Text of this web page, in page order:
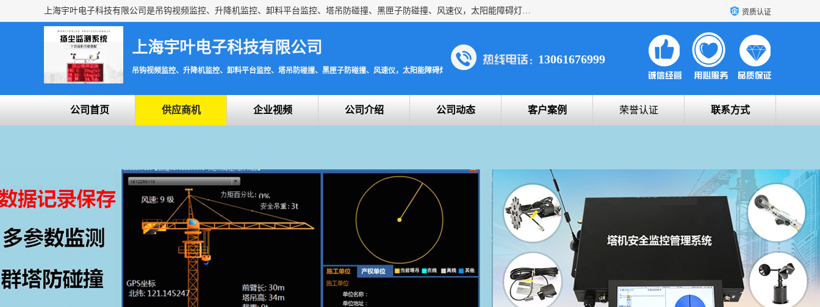
上海宇叶电子科技有限公司是吊钩视频监控、升降机监控、卸料平台监控、塔吊防碰撞、黑匣子防碰撞、风速仪，太阳能障碍灯安全提示灯等一系列升降机的常用配件产品专业研发生产加工的公司，拥有完整、科学的质量管理体系。 资质认证
上海宇叶电子科技有限公司
吊钩视频监控、升降机监控、卸料平台监控、塔吊防碰撞、黑匣子防碰撞、风速仪，太阳能障碍灯安全提示灯
13061676999
公司首页 供应商机 企业视频 公司介绍 公司动态 客户案例 荣誉认证 联系方式